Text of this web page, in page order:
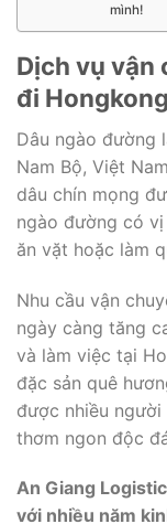
mình!
Dịch vụ vận
đi Hongkong
Dâu ngào đường
Nam Bộ, Việt
dâu chín mọng
ngào đường có
ăn vặt hoặc làm
Nhu cầu vận
ngày càng tăng
và làm việc tại
đặc sản quê
được nhiều
thơm ngon độc
An Giang
với nhiều năm